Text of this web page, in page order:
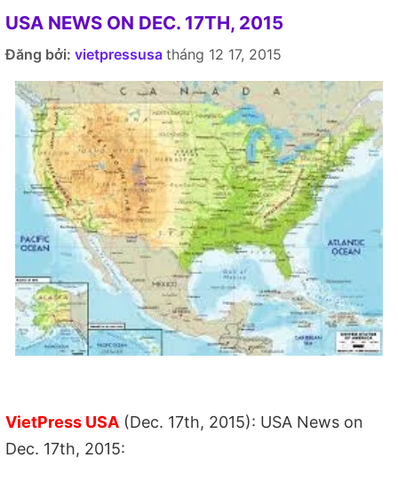
USA NEWS ON DEC. 17TH, 2015
Đăng bởi: vietpressusa tháng 12 17, 2015
VietPress USA (Dec. 17th, 2015): USA News on
Dec. 17th, 2015: